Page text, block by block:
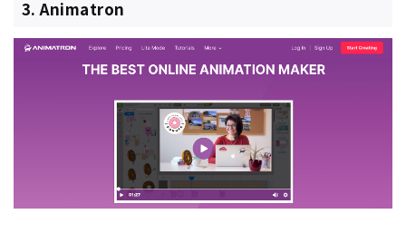
3. Animatron